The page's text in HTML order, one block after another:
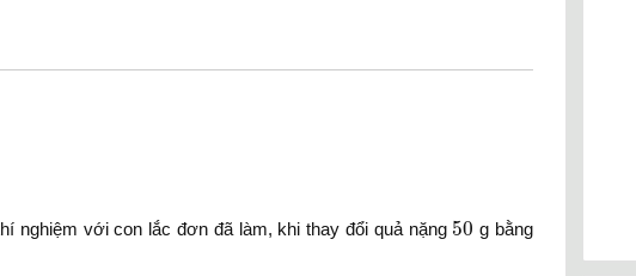
nghiệm với con lắc đơn đã làm, khi thay đổi quả nặng 50
50 g bằng